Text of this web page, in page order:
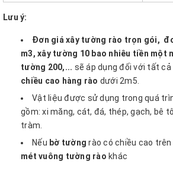
Lưu ý:
Đơn giá xây tường rào trọn gói,
m3, xây tường 10 bao nhiêu tiền một
tường 200,... sẽ áp dụng đối với tất
chiều cao hàng rào dưới 2m5.
Vật liệu được sử dụng trong quá
gồm: xi măng, cát, đá, thép, gạch, bê
tràm.
Nếu bờ tường rào có chiều cao
mét vuông tường rào khác